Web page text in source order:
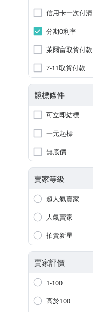
信用卡一次付清
分期0利率
萊爾富取貨付款
7-11取貨付款
競標條件
可立即結標
一元起標
無底價
賣家等級
超人氣賣家
人氣賣家
拍賣新星
賣家評價
1-100
高於100